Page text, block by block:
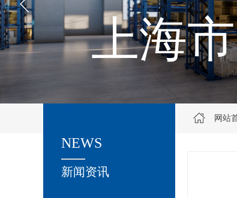
上海
关于我们
新闻资讯
NEWS
网站